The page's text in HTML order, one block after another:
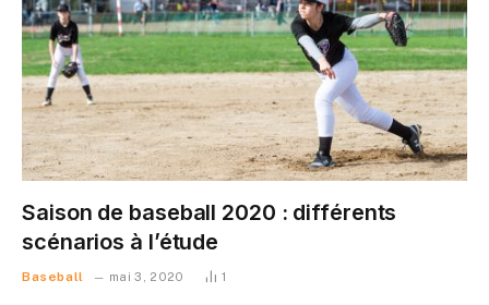
Saison de baseball 2020 : différents
scénarios à l’étude
Baseball mai 3, 2020 1